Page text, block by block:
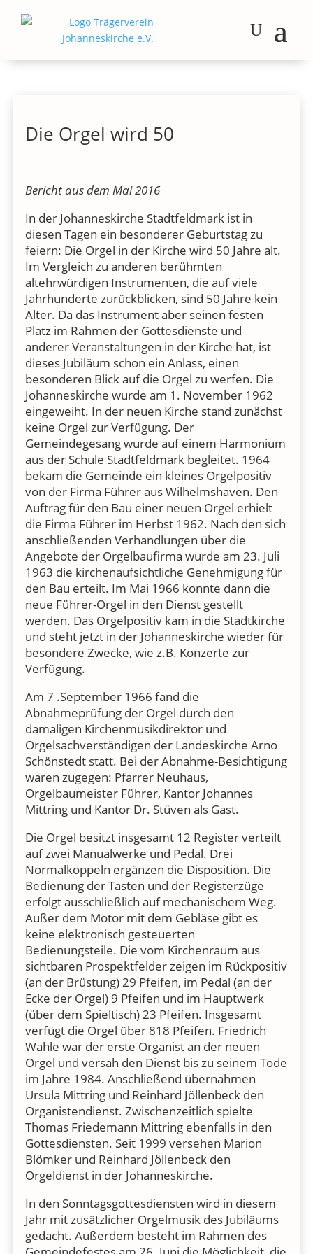
Die Orgel wird 50
Bericht aus dem Mai 2016
In der Johanneskirche Stadtfeldmark ist in
diesen Tagen ein besonderer Geburtstag zu
feiern: Die Orgel in der Kirche wird 50 Jahre alt.
Im Vergleich zu anderen berühmten
altehrwürdigen Instrumenten, die auf viele
Jahrhunderte zurückblicken, sind 50 Jahre kein
Alter. Da das Instrument aber seinen festen
Platz im Rahmen der Gottesdienste und
anderer Veranstaltungen in der Kirche hat, ist
dieses Jubiläum schon ein Anlass, einen
besonderen Blick auf die Orgel zu werfen. Die
Johanneskirche wurde am 1. November 1962
eingeweiht. In der neuen Kirche stand zunächst
keine Orgel zur Verfügung. Der
Gemeindegesang wurde auf einem Harmonium
aus der Schule Stadtfeldmark begleitet. 1964
bekam die Gemeinde ein kleines Orgelpositiv
von der Firma Führer aus Wilhelmshaven. Den
Auftrag für den Bau einer neuen Orgel erhielt
die Firma Führer im Herbst 1962. Nach den sich
anschließenden Verhandlungen über die
Angebote der Orgelbaufirma wurde am 23. Juli
1963 die kirchenaufsichtliche Genehmigung für
den Bau erteilt. Im Mai 1966 konnte dann die
neue Führer-Orgel in den Dienst gestellt
werden. Das Orgelpositiv kam in die Stadtkirche
und steht jetzt in der Johanneskirche wieder für
besondere Zwecke, wie z.B. Konzerte zur
Verfügung.
Am 7 .September 1966 fand die
Abnahmeprüfung der Orgel durch den
damaligen Kirchenmusikdirektor und
Orgelsachverständigen der Landeskirche Arno
Schönstedt statt. Bei der Abnahme-Besichtigung
waren zugegen: Pfarrer Neuhaus,
Orgelbaumeister Führer, Kantor Johannes
Mittring und Kantor Dr. Stüven als Gast.
Die Orgel besitzt insgesamt 12 Register verteilt
auf zwei Manualwerke und Pedal. Drei
Normalkoppeln ergänzen die Disposition. Die
Bedienung der Tasten und der Registerzüge
erfolgt ausschließlich auf mechanischem Weg.
Außer dem Motor mit dem Gebläse gibt es
keine elektronisch gesteuerten
Bedienungsteile. Die vom Kirchenraum aus
sichtbaren Prospektfelder zeigen im Rückpositiv
(an der Brüstung) 29 Pfeifen, im Pedal (an der
Ecke der Orgel) 9 Pfeifen und im Hauptwerk
(über dem Spieltisch) 23 Pfeifen. Insgesamt
verfügt die Orgel über 818 Pfeifen. Friedrich
Wahle war der erste Organist an der neuen
Orgel und versah den Dienst bis zu seinem Tode
im Jahre 1984. Anschließend übernahmen
Ursula Mittring und Reinhard Jöllenbeck den
Organistendienst. Zwischenzeitlich spielte
Thomas Friedemann Mittring ebenfalls in den
Gottesdiensten. Seit 1999 versehen Marion
Blömker und Reinhard Jöllenbeck den
Orgeldienst in der Johanneskirche.
In den Sonntagsgottesdiensten wird in diesem
Jahr mit zusätzlicher Orgelmusik des Jubiläums
gedacht. Außerdem besteht im Rahmen des